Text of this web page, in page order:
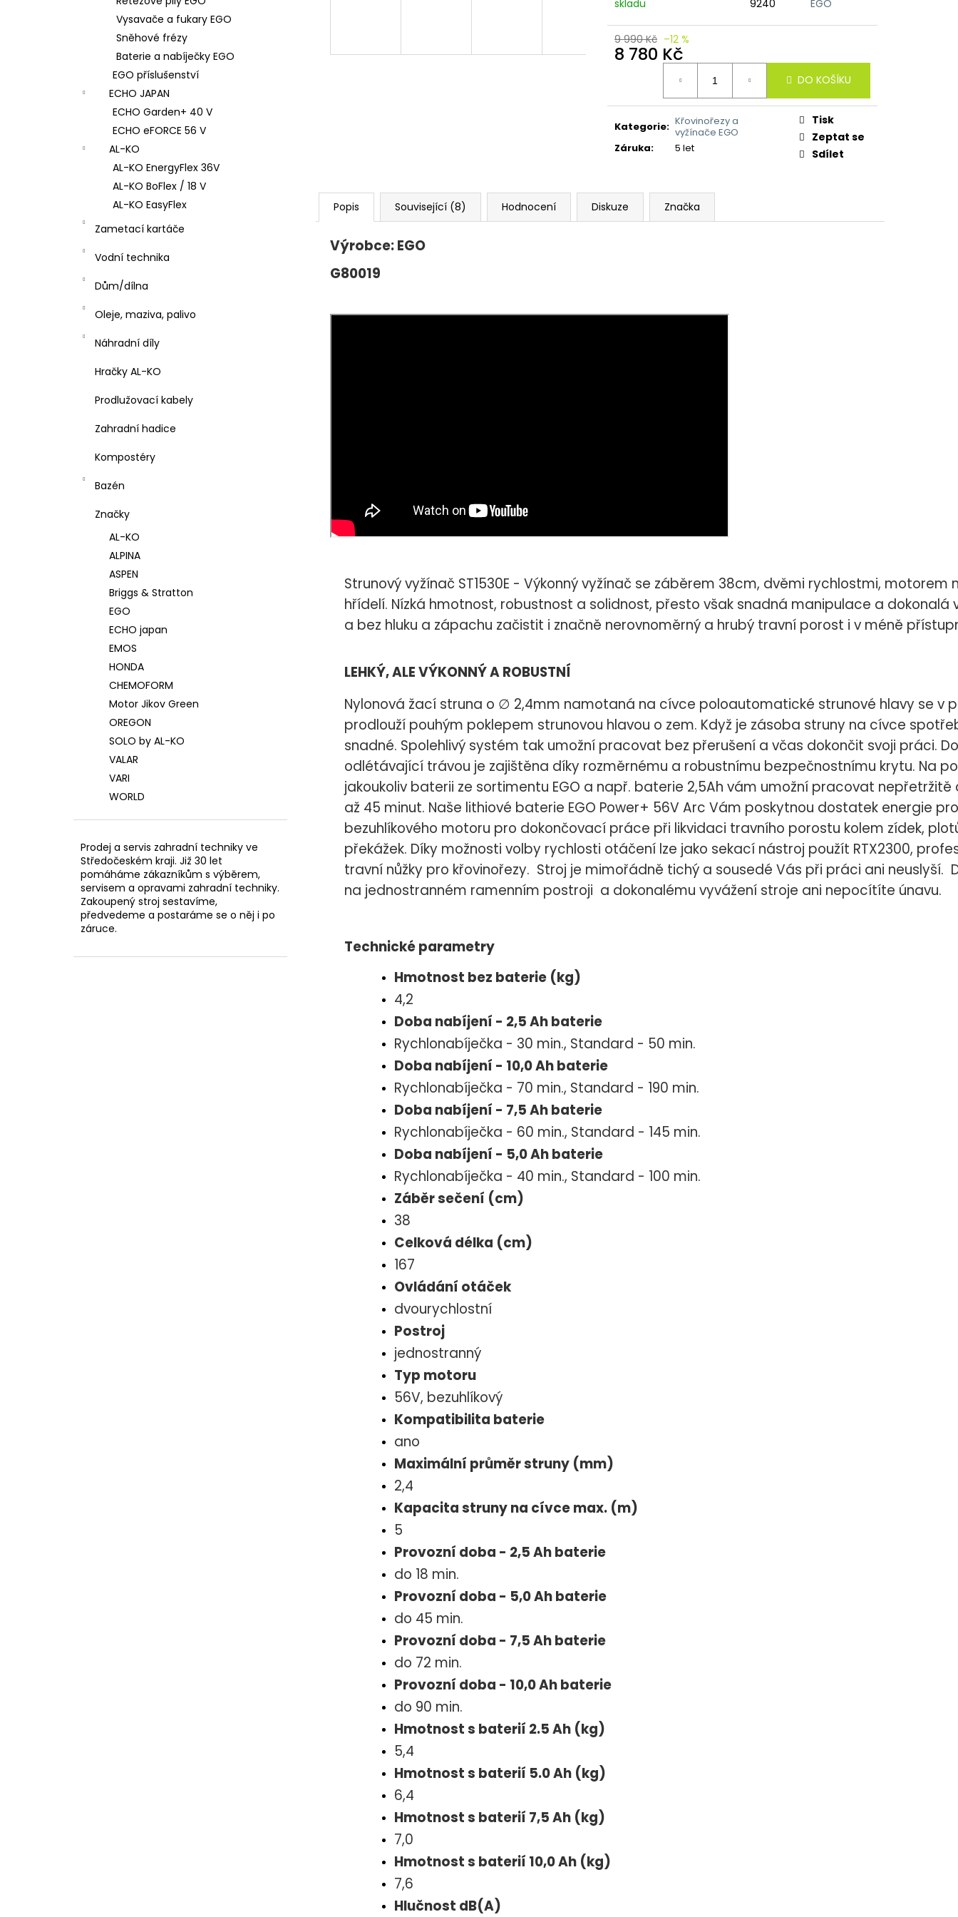
Vysavače a fukary EGO
Sněhové frézy
Baterie a nabíječky EGO
EGO příslušenství
ECHO JAPAN
ECHO Garden+ 40 V
ECHO eFORCE 56 V
AL-KO
AL-KO EnergyFlex 36V
AL-KO BoFlex / 18 V
AL-KO EasyFlex
Zametací kartáče
Vodní technika
Dům/dílna
Oleje, maziva, palivo
Náhradní díly
Hračky AL-KO
Prodlužovací kabely
Zahradní hadice
Kompostéry
Bazén
Značky
AL-KO
ALPINA
ASPEN
Briggs & Stratton
EGO
ECHO japan
EMOS
HONDA
CHEMOFORM
Motor Jikov Green
OREGON
SOLO by AL-KO
VALAR
VARI
WORLD
Prodej a servis zahradní techniky ve
Středočeském kraji. Již 30 let
pomáháme zákazníkům s výběrem,
servisem a opravami zahradní techniky.
Zakoupený stroj sestavíme,
předvedeme a postaráme se o něj i po
záruce.
skladu
9240
EGO
9 990 Kč –12 %
8 780 Kč
DO KOŠÍKU
Kategorie: Křovinořezy a
vyžínače EGO
Záruka: 5 let
Tisk
Zeptat se
Sdílet
A
Popis Související (8) Hodnocení Diskuze Značka
Výrobce: EGO
G80019
Strunový vyžínač ST1530E - Výkonný vyžínač se záběrem 38cm, dvěmi rychlostmi,
hřídelí. Nízká hmotnost, robustnost a solidnost, přesto však snadná manipulace a dokonalá
a bez hluku a zápachu začistit i značně nerovnoměrný a hrubý travní porost i v méně
LEHKÝ, ALE VÝKONNÝ A ROBUSTNÍ
Nylonová žací struna o ∅ 2,4mm namotaná na cívce poloautomatické strunové hlavy se
prodlouží pouhým poklepem strunovou hlavou o zem. Když je zásoba struny na cívce
snadné. Spolehlivý systém tak umožní pracovat bez přerušení a včas dokončit svoji práci.
odlétávající trávou je zajištěna díky rozměrnému a robustnímu bezpečnostnímu krytu. Na
jakoukoliv baterii ze sortimentu EGO a např. baterie 2,5Ah vám umožní pracovat nepřetržitě
až 45 minut. Naše lithiové baterie EGO Power+ 56V Arc Vám poskytnou dostatek energie
bezuhlíkového motoru pro dokončovací práce při likvidaci travního porostu kolem zídek,
překážek. Díky možnosti volby rychlosti otáčení lze jako sekací nástroj použít RTX2300,
travní nůžky pro křovinořezy. Stroj je mimořádně tichý a sousedé Vás při práci ani neuslyší.
na jednostranném ramenním postroji a dokonalému vyvážení stroje ani nepocítíte únavu.
Technické parametry
Hmotnost bez baterie (kg)
4,2
Doba nabíjení - 2,5 Ah baterie
Rychlonabíječka - 30 min., Standard - 50 min.
Doba nabíjení - 10,0 Ah baterie
Rychlonabíječka - 70 min., Standard - 190 min.
Doba nabíjení - 7,5 Ah baterie
Rychlonabíječka - 60 min., Standard - 145 min.
Doba nabíjení - 5,0 Ah baterie
Rychlonabíječka - 40 min., Standard - 100 min.
Záběr sečení (cm)
38
Celková délka (cm)
167
Ovládání otáček
dvourychlostní
Postroj
jednostranný
Typ motoru
56V, bezuhlíkový
Kompatibilita baterie
ano
Maximální průměr struny (mm)
2,4
Kapacita struny na cívce max. (m)
5
Provozní doba - 2,5 Ah baterie
do 18 min.
Provozní doba - 5,0 Ah baterie
do 45 min.
Provozní doba - 7,5 Ah baterie
do 72 min.
Provozní doba - 10,0 Ah baterie
do 90 min.
Hmotnost s baterií 2.5 Ah (kg)
5,4
Hmotnost s baterií 5.0 Ah (kg)
6,4
Hmotnost s baterií 7,5 Ah (kg)
7,0
Hmotnost s baterií 10,0 Ah (kg)
7,6
Hlučnost dB(A)